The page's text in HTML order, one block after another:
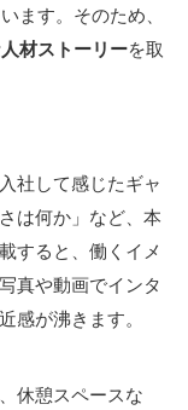
ます。そのため、
材ストーリーを取
社して感じたギャ
は何か」など、本
すると、働くイメ
真や動画でインタ
感が沸きます。
休憩スペースな